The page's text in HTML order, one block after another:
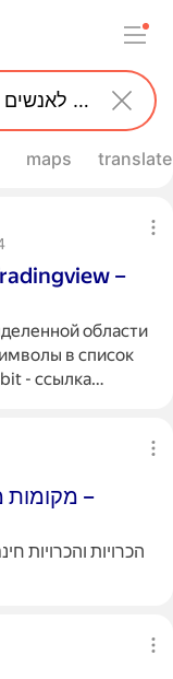
maps translate
–
области
в список
- ссылка…
הכרויות והכרויות